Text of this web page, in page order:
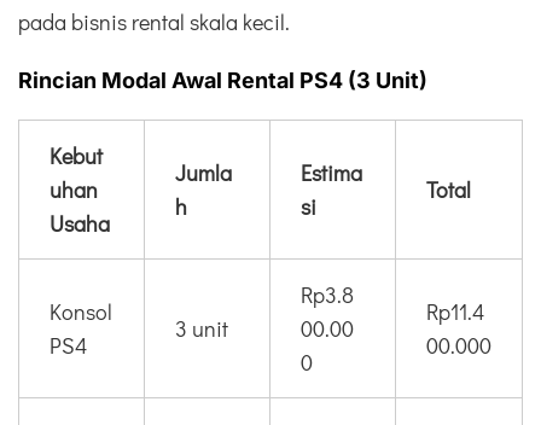
pada bisnis rental skala kecil.
Rincian Modal Awal Rental PS4 (3 Unit)
Kebut
uhan
Usaha
Jumla
h
Estima
si
Total
Konsol
PS4
3 unit
Rp3.8
00.00
0
Rp11.4
00.000